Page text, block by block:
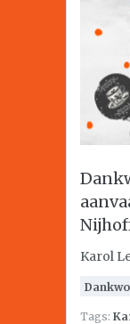
Karol
Tags: